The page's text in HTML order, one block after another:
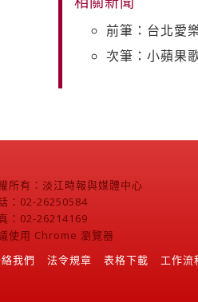
前筆：台北愛
次筆：小蘋果
所有：淡江時報與媒體中心
：02-26250584
：02-26214169
使用 Chrome 瀏覽器
我們
法令規章 表格下載 工作流